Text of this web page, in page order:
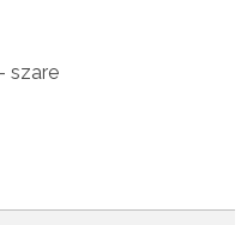
szare